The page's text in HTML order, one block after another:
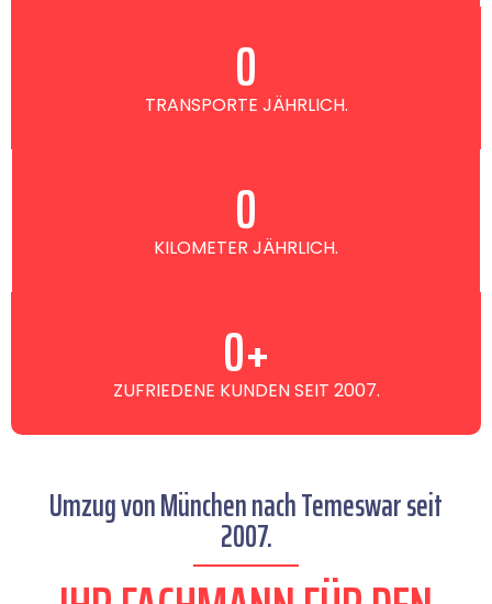
TRANSPORTE JÄHRLICH.
0
KILOMETER JÄHRLICH.
0
ZUFRIEDENE KUNDEN SEIT 2007.
0+
Umzug von München nach Temeswar seit
2007.